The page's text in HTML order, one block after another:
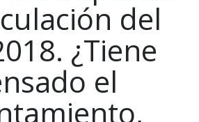
del
¿Tiene
el